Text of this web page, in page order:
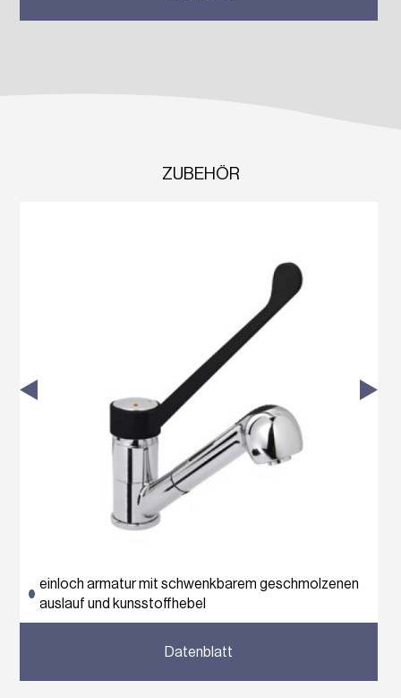
ZUBEHÖR
einloch armatur mit schwenkbarem geschmolzenen
auslauf und kunsstoffhebel
Datenblatt